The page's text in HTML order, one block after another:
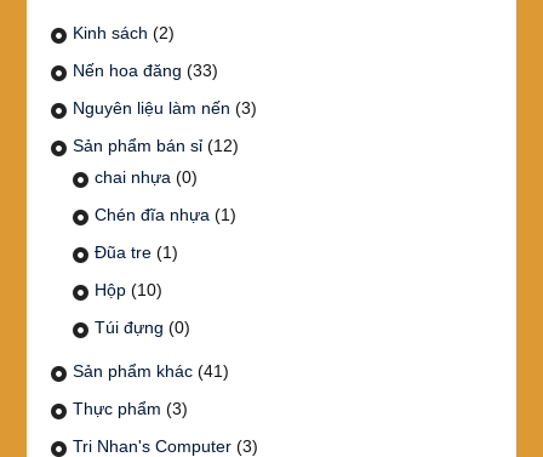
Kinh sách (2)
Nến hoa đăng (33)
Nguyên liệu làm nến (3)
Sản phẩm bán sỉ (12)
chai nhựa (0)
Chén đĩa nhựa (1)
Đũa tre (1)
Hộp (10)
Túi đựng (0)
Sản phẩm khác (41)
Thực phẩm (3)
Tri Nhan's Computer (3)